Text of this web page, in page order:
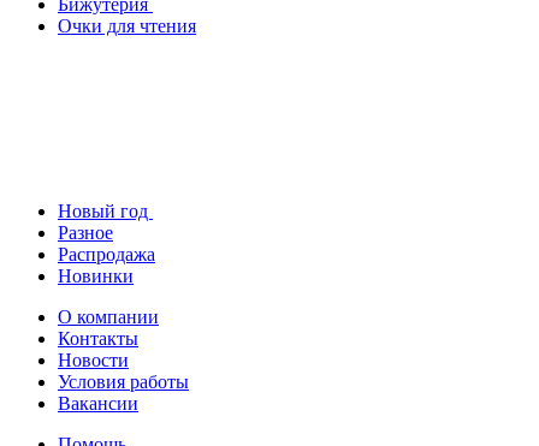
Очки для чтения
Новый год
Разное
Распродажа
Новинки
О компании
Контакты
Новости
Условия работы
Вакансии